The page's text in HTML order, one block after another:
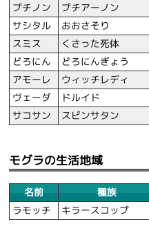
プチノン プチアーノン
サシタル
おおさそり
スミス
くさった死体
どろにん
どろにんぎょう
アモーレ
ウィッチレディ
ヴェーダ
ドルイド
サコサン
スピンサタン
モグラの生活地域
名前 種族
ラモッチ
キラースコップ